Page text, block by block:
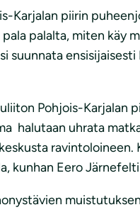
Karjalan piirin
palalta, miten käy
suunnata
Pohjois-Karjalan
halutaan uhrata
kunhan Eero